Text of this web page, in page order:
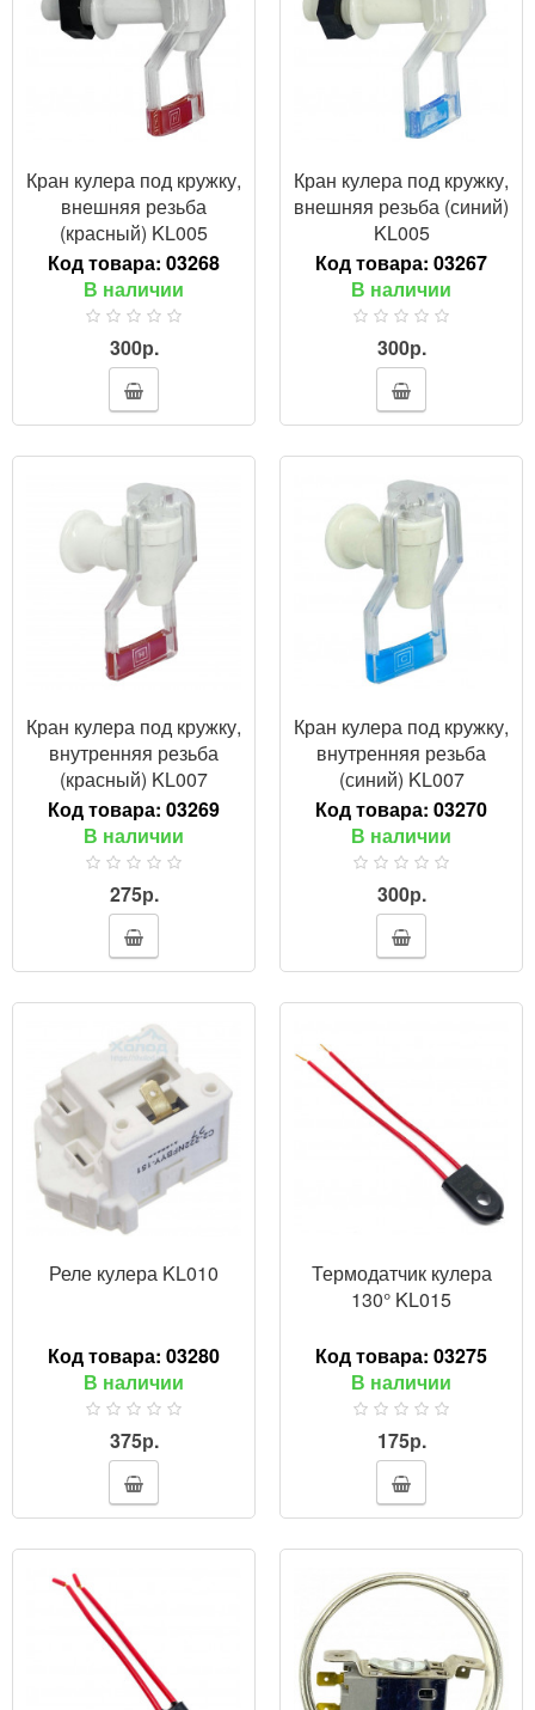
Кран кулера под кружку,
внешняя резьба
(красный) KL005
Код товара: 03268
В наличии
300р.
Кран кулера под кружку,
внешняя резьба (синий)
KL005
Код товара: 03267
В наличии
300р.
ПРОСМОТР
Кран кулера под кружку,
внутренняя резьба
(красный) KL007
Код товара: 03269
В наличии
275р.
Кран кулера под кружку,
внутренняя резьба
(синий) KL007
Код товара: 03270
В наличии
300р.
Реле кулера KL010
Код товара: 03280
В наличии
375р.
Термодатчик кулера
130° KL015
Код товара: 03275
В наличии
175р.
ПРОСМОТР